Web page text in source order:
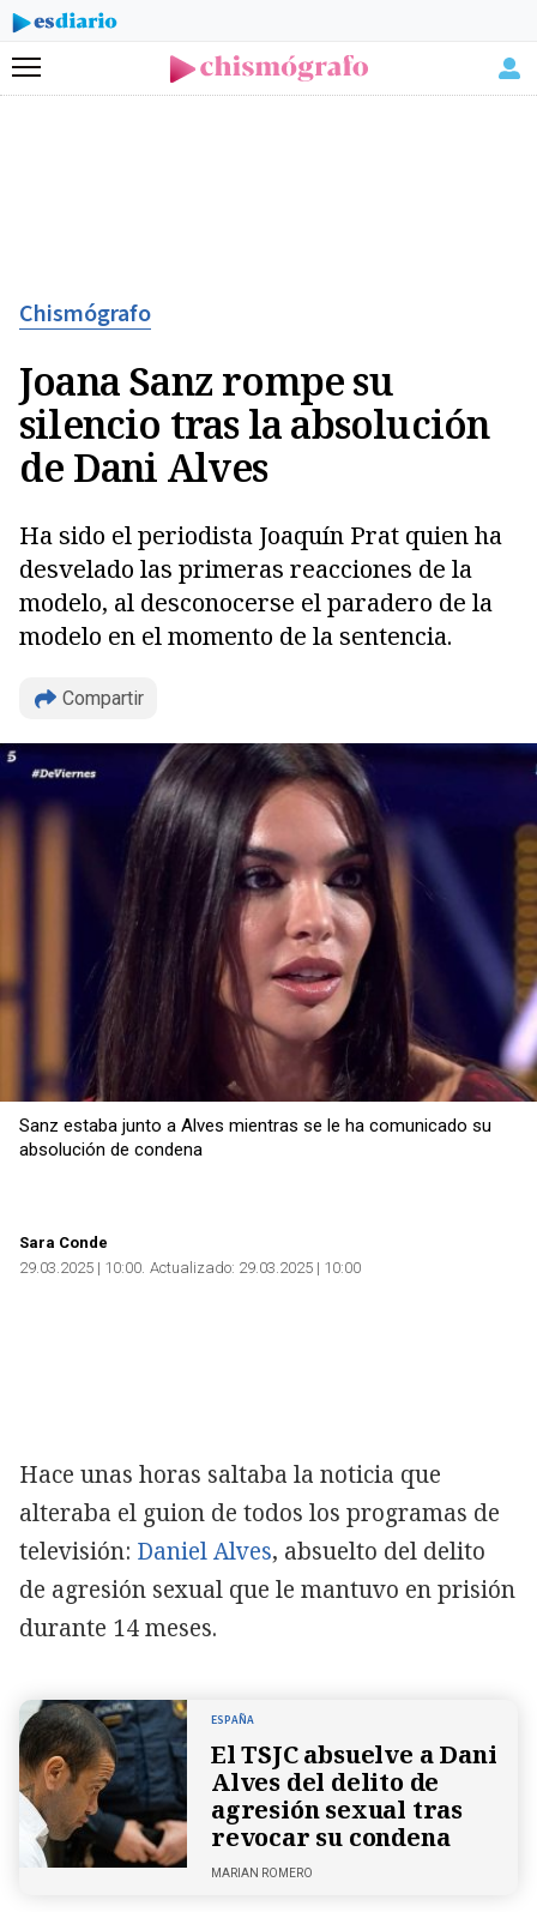
Menú
Chismógrafo
Joana Sanz rompe su
silencio tras la absolución
de Dani Alves
Ha sido el periodista Joaquín Prat quien ha
desvelado las primeras reacciones de la
modelo, al desconocerse el paradero de la
modelo en el momento de la sentencia.
Compartir
Copiar
Sanz estaba junto a Alves mientras se le ha comunicado su
absolución de condena
Sara Conde
29.03.2025 | 10:00 Actualizado: 29.03.2025 | 10:00
Hace unas horas saltaba la noticia que
alteraba el guion de todos los programas de
televisión: Daniel Alves, absuelto del delito
de agresión sexual que le mantuvo en prisión
durante 14 meses.
ESPAÑA
El TSJC absuelve a Dani
Alves del delito de
agresión sexual tras
revocar su condena
MARIAN ROMERO